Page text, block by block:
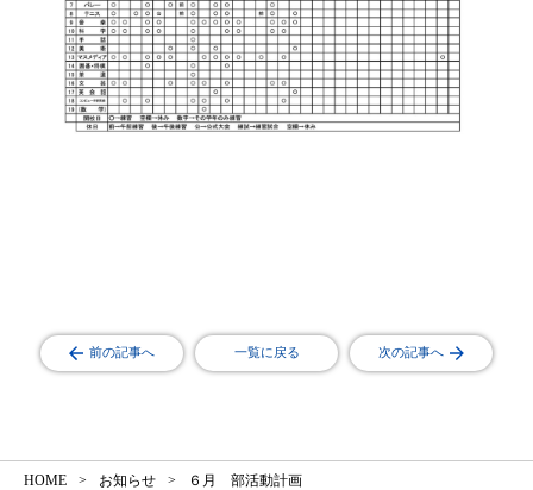
前の記事へ 一覧に戻る 次の記事へ
HOME お知らせ ６月 部活動計画